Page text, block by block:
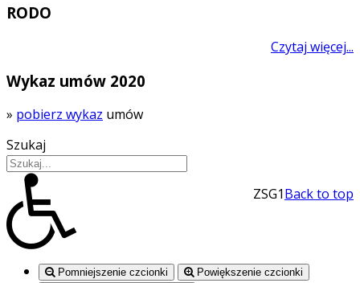
RODO
Czytaj więcej...
Wykaz umów 2020
» pobierz wykaz umów
Szukaj
Back to top
ZSG1
Pomniejszenie czcionki
Powiększenie czcionki